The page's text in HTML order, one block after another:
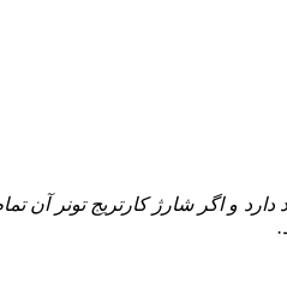
و اگر شارژ کارتریج تونر آن